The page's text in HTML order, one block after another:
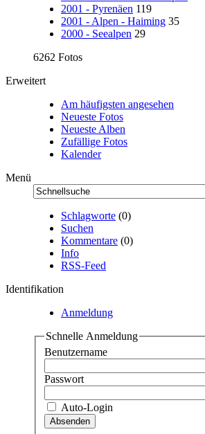
2001 - Pyrenäen 119
2001 - Alpen - Haiming 35
2000 - Seealpen 29
6262 Fotos
Erweitert
Am häufigsten angesehen
Neueste Fotos
Neueste Alben
Zufällige Fotos
Kalender
Menü
Schlagworte (0)
Suchen
Kommentare (0)
Info
RSS-Feed
Identifikation
Anmeldung
Schnelle Anmeldung
Benutzername
Passwort
Auto-Login